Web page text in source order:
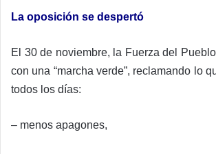
La oposición se despertó
El 30 de noviembre, la Fuerza del
con una “marcha verde”, reclamando lo
todos los días:
– menos apagones,